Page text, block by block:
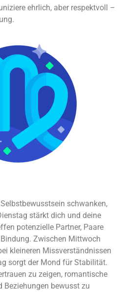
ehrlich, aber respektvoll –
schwanken,
stärkt dich und deine
potenzielle Partner, Paare
Zwischen Mittwoch
kleineren Missverständnissen
sorgt der Mond für Stabilität.
zu zeigen, romantische
Beziehungen bewusst zu